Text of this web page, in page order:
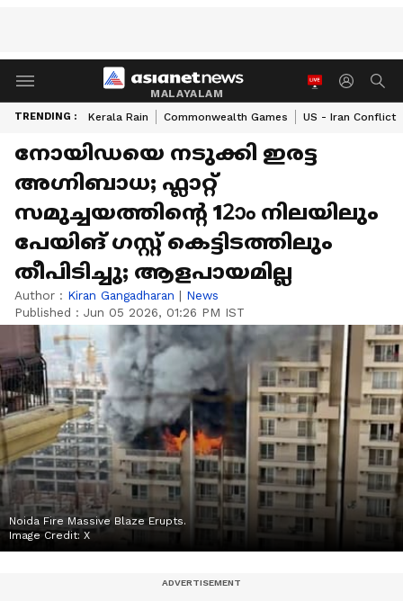
MALAYALAM
TRENDING : Kerala Rain Commonwealth Games US - Iran Conflict
നോയിഡയെ നടുക്കി ഇരട്ട
അഗ്നിബാധ; ഫ്ലാറ്റ്
സമുച്ചയത്തിൻ്റെ 12ാം നിലയിലും
പേയിങ് ഗസ്റ്റ് കെട്ടിടത്തിലും
തീപിടിച്ചു; ആളപായമില്ല
Author : Kiran Gangadharan | News
Published : Jun 05 2026, 01:26 PM IST
Noida Fire Massive Blaze Erupts.
Image Credit: X